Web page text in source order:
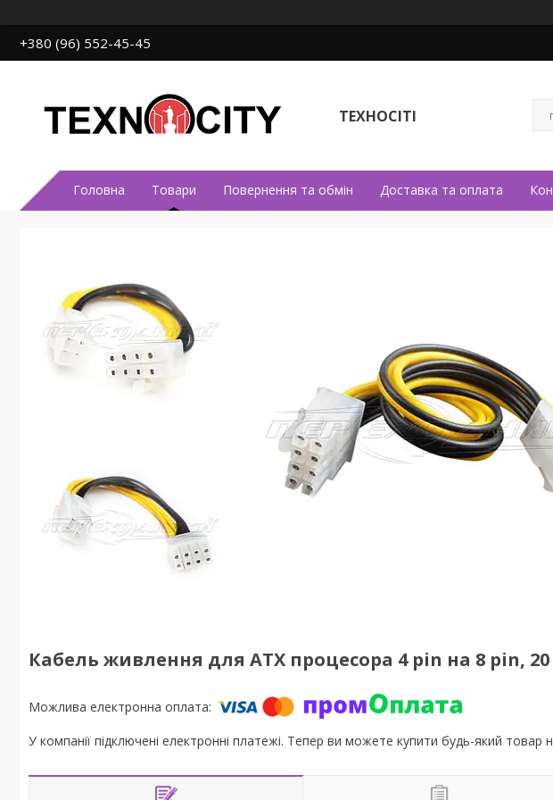
+380 (96) 552-45-45
ТЕХНОСІТІ
Головна Товари Повернення та обмін Доставка та оплата
Кабель живлення для ATX процесора 4 pin на 8 pin,
У компанії підключені електронні платежі. Тепер ви можете купити будь-який товар